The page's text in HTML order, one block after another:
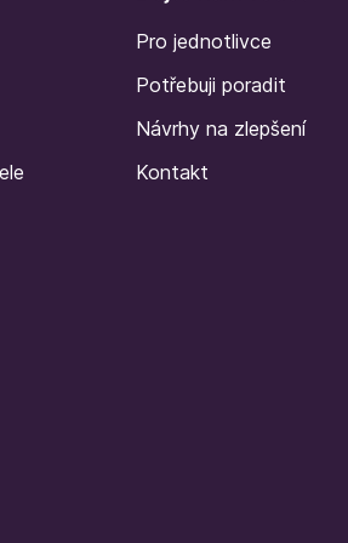
Pro jednotlivce
Potřebuji poradit
Návrhy na zlepšení
Kontakt